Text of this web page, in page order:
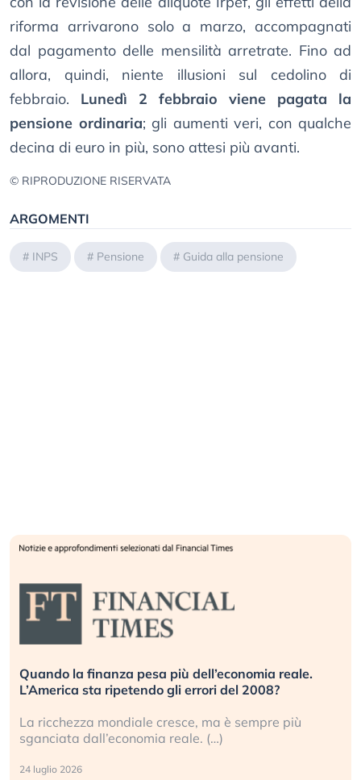
riforma arrivarono solo a marzo, accompagnati
dal pagamento delle mensilità arretrate. Fino ad
allora, quindi, niente illusioni sul cedolino di
febbraio. Lunedì 2 febbraio viene pagata la
pensione ordinaria; gli aumenti veri, con qualche
decina di euro in più, sono attesi più avanti.
© RIPRODUZIONE RISERVATA
ARGOMENTI
# INPS # Pensione # Guida alla pensione
dell’economia reale.
errori del 2008?
ma è sempre più
(…)
Russia e Cina pronti a
investitori stanno
Gli investitori tech
geopolitico: il (…)